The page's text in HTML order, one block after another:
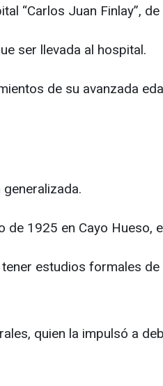
“Carlos Juan Finlay”,
ser llevada al hospital.
de su avanzada
de 1925 en Cayo Hueso,
estudios formales
quien la impulsó a